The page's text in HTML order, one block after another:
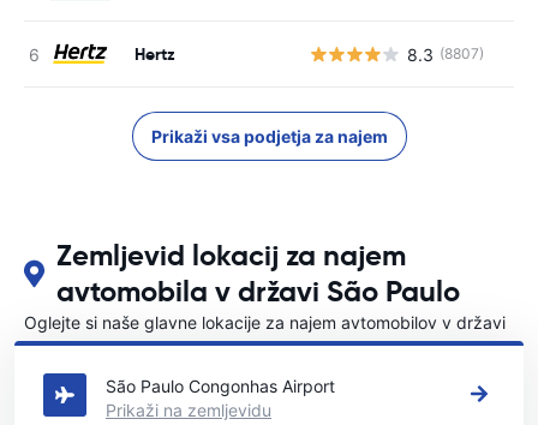
Hertz 8.3 (8807)
Prikaži vsa podjetja za najem
Zemljevid lokacij za najem
avtomobila v državi São Paulo
Oglejte si naše glavne lokacije za najem avtomobilov v državi
São Paulo
São Paulo Congonhas Airport
Prikaži na zemljevidu